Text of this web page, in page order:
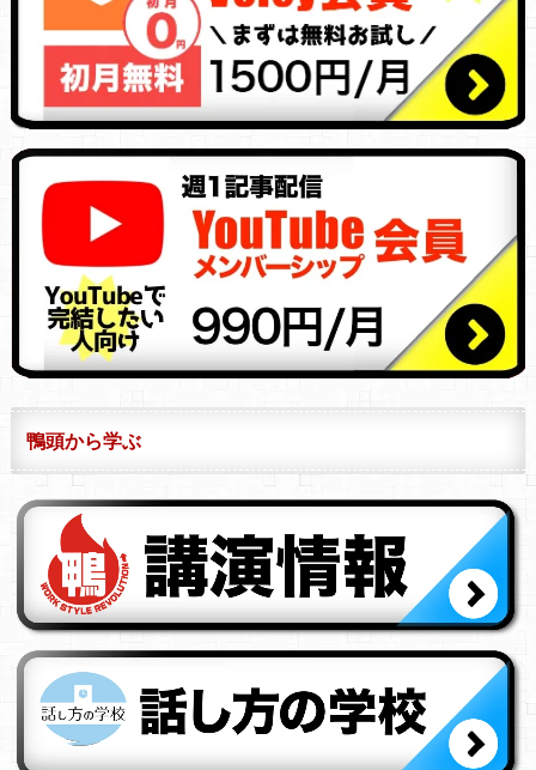
鴨頭から学ぶ